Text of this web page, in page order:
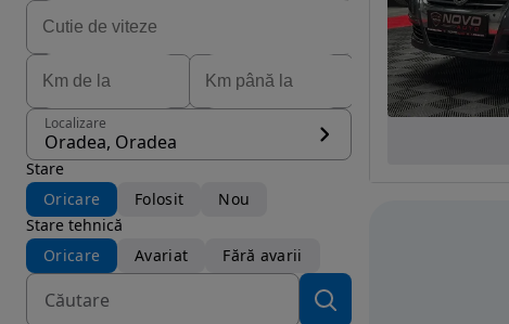
Localizare
Oradea, Oradea
Stare
Oricare
Folosit
Nou
Stare tehnică
Oricare
Avariat Fără avarii